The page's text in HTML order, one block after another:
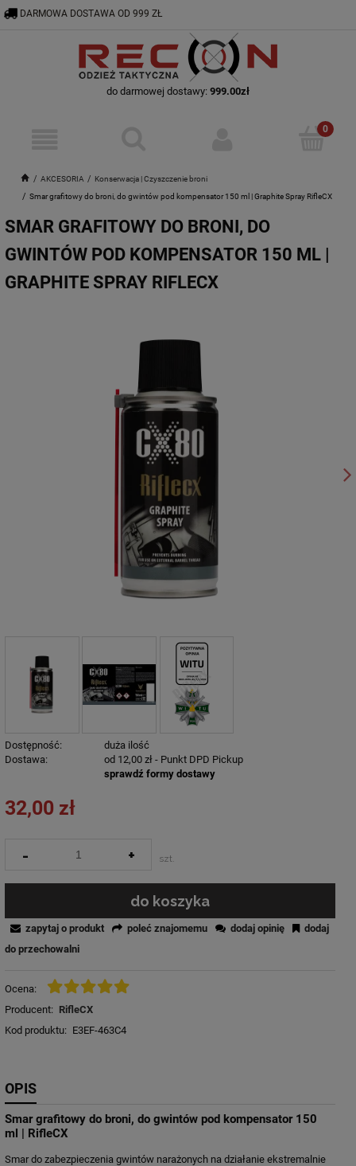
do darmowej dostawy: 999.00zł
AKCESORIA
Konserwacja | Czyszczenie broni
Smar grafitowy do broni, do gwintów pod kompensator 150 ml | Graphite Spray RifleCX
DARMOWA DOSTAWA OD 999 ZŁ
56 644 92 29
RECON@ODZIEZTAKTYCZNA.PL
SMAR GRAFITOWY DO BRONI, DO
GWINTÓW POD KOMPENSATOR 150 ML |
GRAPHITE SPRAY RIFLECX
Dostępność:
duża ilość
Dostawa:
od 12,00 zł - Punkt DPD Pickup
sprawdź formy dostawy
32,00 zł
- + szt.
do koszyka
Ocena:
Producent: RifleCX
Kod produktu: E3EF-463C4
zapytaj o produkt poleć znajomemu dodaj opinię
dodaj
do przechowalni
OPIS
Smar grafitowy do broni, do gwintów pod kompensator 150
ml | RifleCX
Smar do zabezpieczenia gwintów narażonych na działanie ekstremalnie